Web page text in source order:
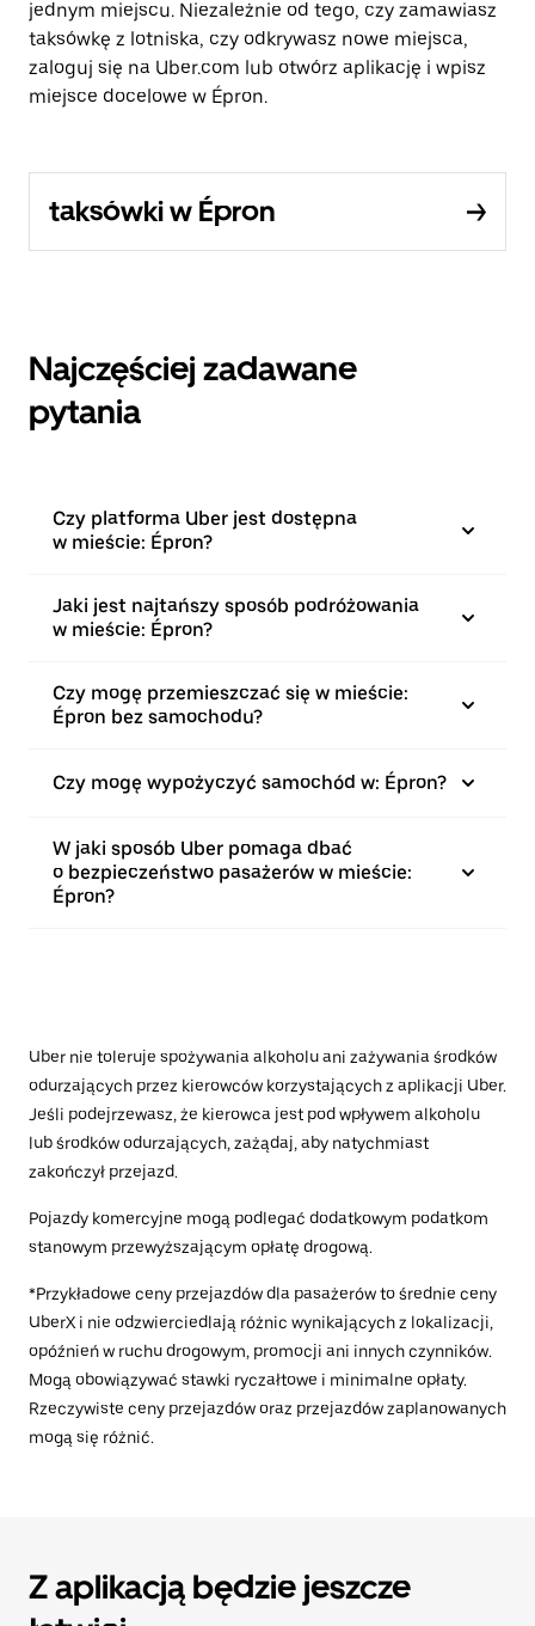
jednym miejscu. Niezależnie od tego, czy zamawiasz
taksówkę z lotniska, czy odkrywasz nowe miejsca,
zaloguj się na Uber.com lub otwórz aplikację i wpisz
miejsce docelowe w Épron.
taksówki w Épron
Najczęściej zadawane
pytania
Czy platforma Uber jest dostępna
w mieście: Épron?
Jaki jest najtańszy sposób podróżowania
w mieście: Épron?
Czy mogę przemieszczać się w mieście:
Épron bez samochodu?
Czy mogę wypożyczyć samochód w: Épron?
W jaki sposób Uber pomaga dbać
o bezpieczeństwo pasażerów w mieście:
Épron?
Uber nie toleruje spożywania alkoholu ani zażywania środków
odurzających przez kierowców korzystających z aplikacji Uber.
Jeśli podejrzewasz, że kierowca jest pod wpływem alkoholu
lub środków odurzających, zażądaj, aby natychmiast
zakończył przejazd.
Pojazdy komercyjne mogą podlegać dodatkowym podatkom
stanowym przewyższającym opłatę drogową.
*Przykładowe ceny przejazdów dla pasażerów to średnie ceny
UberX i nie odzwierciedlają różnic wynikających z lokalizacji,
opóźnień w ruchu drogowym, promocji ani innych czynników.
Mogą obowiązywać stawki ryczałtowe i minimalne opłaty.
Rzeczywiste ceny przejazdów oraz przejazdów zaplanowanych
mogą się różnić.
Z aplikacją będzie jeszcze